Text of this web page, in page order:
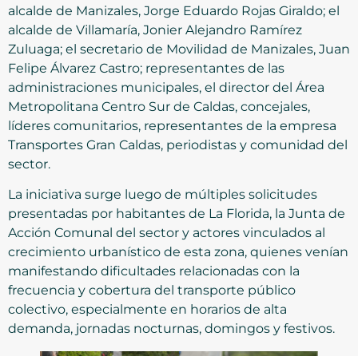
alcalde de Manizales, Jorge Eduardo Rojas Giraldo; el
alcalde de Villamaría, Jonier Alejandro Ramírez
Zuluaga; el secretario de Movilidad de Manizales, Juan
Felipe Álvarez Castro; representantes de las
administraciones municipales, el director del Área
Metropolitana Centro Sur de Caldas, concejales,
líderes comunitarios, representantes de la empresa
Transportes Gran Caldas, periodistas y comunidad del
sector.
La iniciativa surge luego de múltiples solicitudes
presentadas por habitantes de La Florida, la Junta de
Acción Comunal del sector y actores vinculados al
crecimiento urbanístico de esta zona, quienes venían
manifestando dificultades relacionadas con la
frecuencia y cobertura del transporte público
colectivo, especialmente en horarios de alta
demanda, jornadas nocturnas, domingos y festivos.